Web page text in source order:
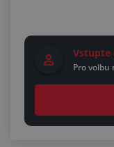
Vstupte
Pro volbu